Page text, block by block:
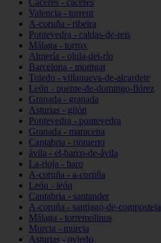
Cáceres - cáceres
Valencia - torrent
A-coruña - ribeira
Pontevedra - caldas-de-reis
Málaga - torrox
Almería - olula-del-río
Barcelona - montgat
Toledo - villanueva-de-alcardete
León - puente-de-domingo-flórez
Granada - granada
Asturias - gijón
Pontevedra - pontevedra
Granada - maracena
Cantabria - riotuerto
ávila - el-barco-de-ávila
La-rioja - haro
A-coruña - a-coruña
León - león
Cantabria - santander
A-coruña - santiago-de-compostela
Málaga - torremolinos
Murcia - murcia
Asturias - oviedo